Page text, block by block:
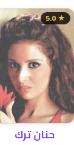
★ 5.0
حنان ترك